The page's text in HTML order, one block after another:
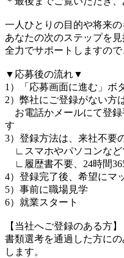
一人ひとりの目的や将来
あなたの次のステップを
全力でサポートしますの
▼応募後の流れ▼
1）「応募画面に進む」ボ
2）弊社にご登録がない方
お電話かメールにて登録
す
3）登録方法は、来社不要
∟スマホやパソコンなど
∟履歴書不要、24時間
4）登録完了後、希望にマ
5）事前に職場見学
6）就業スタート
【当社へご登録のある方】
書類選考を通過した方に
します。